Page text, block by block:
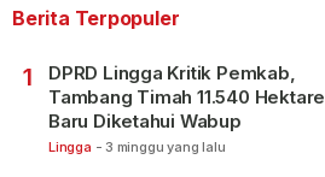
Berita Terpopuler
1
DPRD Lingga Kritik Pemkab,
Tambang Timah 11.540 Hektare
Baru Diketahui Wabup
Lingga - 3 minggu yang lalu